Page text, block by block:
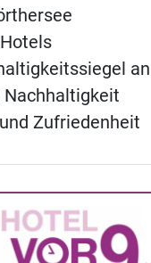
an
Nachhaltigkeit
Zufriedenheit